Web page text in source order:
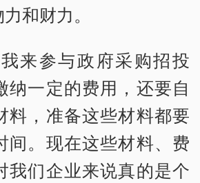
和财力。
来参与政府采购招投
纳一定的费用，还要自
料，准备这些材料都要
间。现在这些材料、费
我们企业来说真的是个